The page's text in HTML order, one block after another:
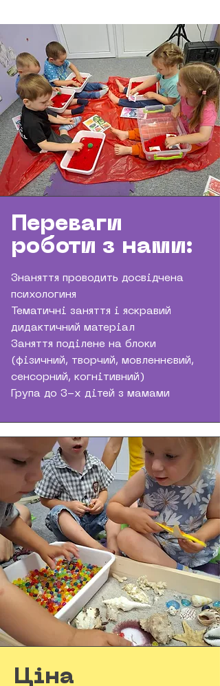
Переваги
роботи з нами:
Знаняття проводить досвідчена
психологиня
Тематичні заняття і яскравий
дидактичний матеріал
Заняття поділене на блоки
(фізичний, творчий, мовленнєвий,
сенсорний, когнітивний)
Група до 3-х дітей з мамами
Ціна